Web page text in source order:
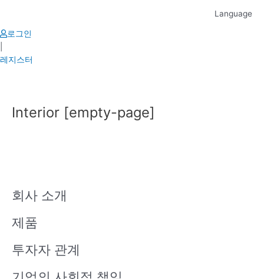
content
Language
로그인
레지스터
Interior [empty-page]
회사 소개
제품
투자자 관계